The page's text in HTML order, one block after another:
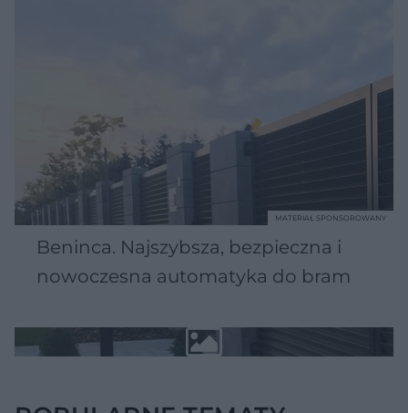
Beninca. Najszybsza, bezpieczna i
nowoczesna automatyka do bram
MATERIAŁ SPONSOROWANY